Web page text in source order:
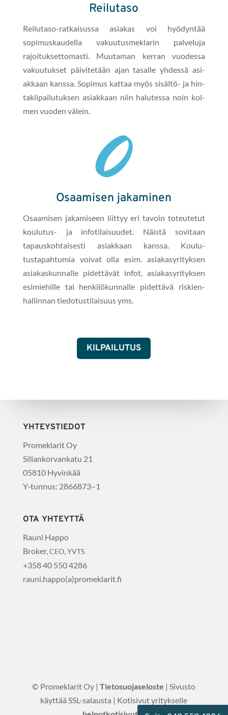
Reilutaso
Reilu­ta­so-ratkais­us­sa asi­akas voi hyö­dyn­tää
sopimuskaudel­la vaku­u­tus­meklar­in palvelu­ja
rajoituk­set­tomasti. Muu­ta­man ker­ran vuodessa
vaku­u­tuk­set päivitetään ajan tasalle yhdessä asi­
akkaan kanssa. Sopimus kat­taa myös sisältö- ja hin­
tak­il­pailu­tuk­sen asi­akkaan niin halutes­sa noin kol­
men vuo­den välein.
Osaamisen jakaminen
Osaamisen jakamiseen liit­tyy eri tavoin toteutetut
koulu­tus- ja infoti­laisu­udet. Näistä sovi­taan
tapausko­htais­es­ti asi­akkaan kanssa. Koulu­
tustapah­tu­mia voivat olla esim. asi­akasyri­tyk­sen
asi­akaskun­nalle pidet­tävät infot, asi­akasyri­tyk­sen
esimiehille tai henkilökun­nalle pidet­tävä riskien­
hallinnan tiedo­tusti­laisu­us yms.
KIL­PAILU­TUS
YHTEYSTIEDOT
Promeklar­it Oy
Sil­lanko­r­vankatu 21
05810 Hyvinkää
Y‑tunnus: 2866873–1
OTA YHTEYTTÄ
Rau­ni Happo
Bro­ker,CEO,YVTS
+358 40 550 4286
rauni.happo(a)promeklarit.fi
© Promeklarit Oy |Tietosuojaseloste | Sivusto
käyttää SSL-salausta | Kotisivut yritykselle